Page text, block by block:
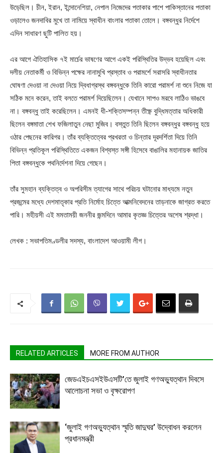
উড়েছিল। চীন, ইরান, ইন্দোনেশিয়া, নেপাল নিজেদের পতাকার পাশে পাকিস্তানের পতাকা
ওড়ালেও জনদাবির মুখে তা নামিয়ে স্বাধীন বাংলার পতাকা তোলে। বঙ্গবন্ধুর নির্দেশে
এদিন সাধারণ ছুটি পালিত হয়।
এর আগে ঐতিহাসিক ৭ই মার্চের ভাষণের আগে একই পরিস্থিতির উদ্ভব হয়েছিল এবং
দলীয় নেতাকর্মী ও বিভিন্ন পক্ষের নানামুখি প্রস্তাব ও পরামর্শে সরাসরি স্বাধীনতার
ঘোষণা দেওয়া না দেওয়া নিয়ে দ্বিধাগ্রস্থ বঙ্গবন্ধুকে তিনি কারো পরামর্শ না শুনে নিজে যা
সঠিক মনে করেন, তাই বলতে পরামর্শ দিয়েছিলেন। যেখানে সাপও মরবে লাঠিও ভাঙবে
না। বঙ্গবন্ধু তাই করেছিলেন। এমনই ধী-শক্তিসম্পন্ন তীক্ষ্ণ বুদ্ধিমত্তার অধিকারী
ছিলেন বঙ্গমাতা শেখ ফজিলাতুন নেছা মুজিব। বস্তুত তিনি ছিলেন বঙ্গবন্ধুর বঙ্গবন্ধু হয়ে
ওঠার পেছনের কারিগর। তাঁর ব্যক্তিত্বের প্রখরতা ও চিন্তার দূরদর্শিতা দিয়ে তিনি
বিভিন্ন প্রতিকূল পরিস্থিতিতে একজন বিশ্বস্ত সঙ্গী হিসেবে বাঙালির মহানায়ক জাতির
পিতা বঙ্গবন্ধুকে পথনির্দেশনা দিয়ে গেছেন।
তাঁর সুমহান ব্যক্তিত্ব ও অপরিসীম ত্যাগের সাথে পরিচয় ঘটানোর মাধ্যমে নতুন
প্রজন্মের মধ্যে দেশমাতৃকার প্রতি নির্মোহ চিত্তে আত্মনিবেদনের তাড়নাকে জাগ্রত করতে
পারি। মহীয়সী এই মমতাময়ী জননীর জন্মদিনে আমার কৃতজ্ঞ চিত্তের অশেষ শ্রদ্ধা।
লেখক : সভাপতিমণ্ডলীর সদস্য, বাংলাদেশ আওয়ামী লীগ।
RELATED ARTICLES MORE FROM AUTHOR
জেডএইচএসইউএসটি’তে জুলাই গণঅভ্যুত্থান দিবসে
আলোচনা সভা ও বৃক্ষরোপণ
‘জুলাই গণঅভ্যুত্থান স্মৃতি জাদুঘর’ উদ্বোধন করলেন
প্রধানমন্ত্রী